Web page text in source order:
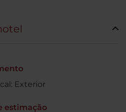
Exterior
estimação